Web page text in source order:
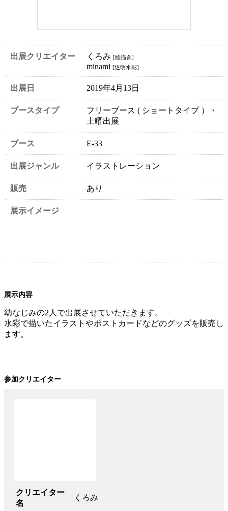
出展クリエイター くろみ [絵描き]
minami [透明水彩]
出展日 2019年4月13日
ブースタイプ
フリーブース ( ショートタイプ ）・
土曜出展
ブース E-33
出展ジャンル イラストレーション
販売 あり
展示イメージ
展示内容
幼なじみの2人で出展させていただきます。
水彩で描いたイラストやポストカードなどのグッズを販売し
ます。
参加クリエイター
クリエイター
名
くろみ